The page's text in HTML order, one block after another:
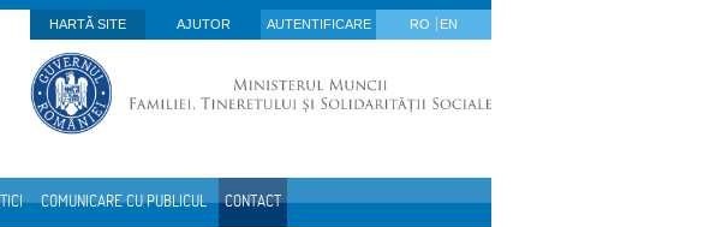
HARTĂ SITE
AJUTOR AUTENTIFICARE RO EN
COMUNICARE CU PUBLICUL CONTACT